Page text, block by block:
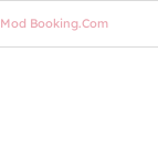
Booking.com